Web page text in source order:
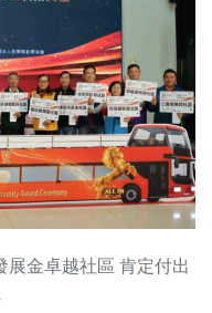
展金卓越社區 肯定付出